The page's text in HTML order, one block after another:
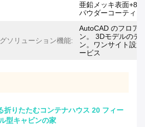
亜鉛メッキ表面
パウダーコーティン
ソリューション機能:
AutoCAD のフロア
ン。 3Dモデルのデ
ン。ワンサイト設置
ービス
折りたたむコンテナハウス 20 フィー
型キャビンの家